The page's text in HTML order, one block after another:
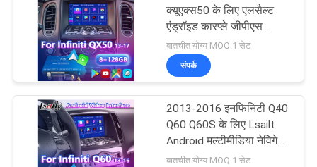
कार मल्टीमीडिया डिस्प्ले
क्यूएक्स50 के लिए एलसैल्ट
एंड्रॉइड कारप्ले जीपीएस
नेविगेशन इंटरफ़ेस
बातचीत योग्य MOQ:1 सेट
संपर्क
2013-2016 इनफिनिटी Q40
Q60 Q60S के लिए Lsailt
Android मल्टीमीडिया नेविगेशन
बॉक्स कारप्ले इंटरफ़ेस
बातचीत योग्य MOQ:1 सेट